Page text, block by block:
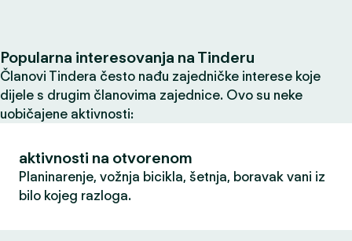
Popularna interesovanja na Tinderu
Članovi Tindera često nađu zajedničke interese koje
dijele s drugim članovima zajednice. Ovo su neke
uobičajene aktivnosti:
aktivnosti na otvorenom
Planinarenje, vožnja bicikla, šetnja, boravak vani iz
bilo kojeg razloga.